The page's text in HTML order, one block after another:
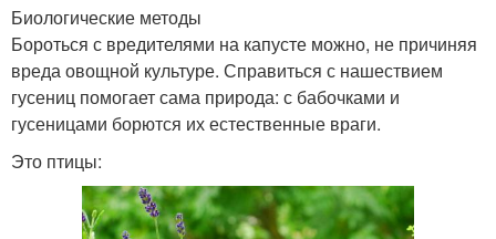
Биологические методы
Бороться с вредителями на капусте можно, не причиняя
вреда овощной культуре. Справиться с нашествием
гусениц помогает сама природа: с бабочками и
гусеницами борются их естественные враги.
Это птицы: